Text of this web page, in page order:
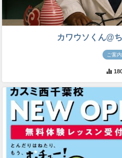
カワウソくん@
ご案内